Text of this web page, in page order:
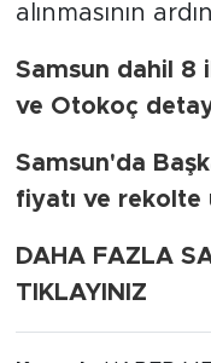
alınmasının
Samsun dahil 8
ve Otokoç
Samsun'da
fiyatı ve rekolte
DAHA FAZLA
TIKLAYINIZ